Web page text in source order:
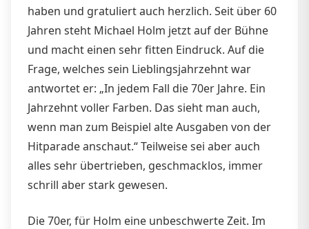
haben und gratuliert auch herzlich. Seit über 60
Jahren steht Michael Holm jetzt auf der Bühne
und macht einen sehr fitten Eindruck. Auf die
Frage, welches sein Lieblingsjahrzehnt war
antwortet er: „In jedem Fall die 70er Jahre. Ein
Jahrzehnt voller Farben. Das sieht man auch,
wenn man zum Beispiel alte Ausgaben von der
Hitparade anschaut.“ Teilweise sei aber auch
alles sehr übertrieben, geschmacklos, immer
schrill aber stark gewesen.
Die 70er, für Holm eine unbeschwerte Zeit. Im